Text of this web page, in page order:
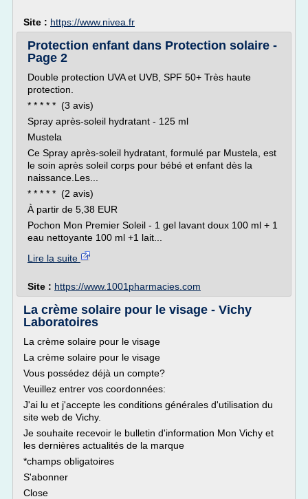
Site : https://www.nivea.fr
Protection enfant dans Protection solaire -
Page 2
Double protection UVA et UVB, SPF 50+ Très haute
protection.
* * * * * (3 avis)
Spray après-soleil hydratant - 125 ml
Mustela
Ce Spray après-soleil hydratant, formulé par Mustela, est
le soin après soleil corps pour bébé et enfant dès la
naissance.Les...
* * * * * (2 avis)
À partir de 5,38 EUR
Pochon Mon Premier Soleil - 1 gel lavant doux 100 ml + 1
eau nettoyante 100 ml +1 lait...
Lire la suite
Site : https://www.1001pharmacies.com
La crème solaire pour le visage - Vichy
Laboratoires
La crème solaire pour le visage
La crème solaire pour le visage
Vous possédez déjà un compte?
Veuillez entrer vos coordonnées:
J'ai lu et j'accepte les conditions générales d'utilisation du
site web de Vichy.
Je souhaite recevoir le bulletin d'information Mon Vichy et
les dernières actualités de la marque
*champs obligatoires
S'abonner
Close